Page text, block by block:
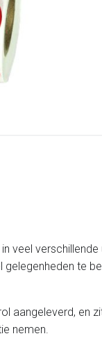
veel
te
aangeleverd, en
nemen.